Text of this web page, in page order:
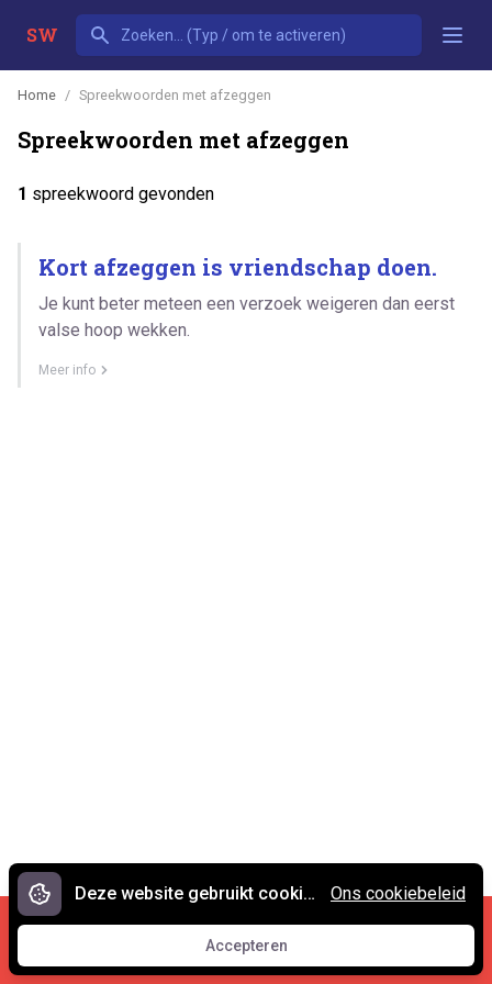
SW
Home Spreekwoorden met afzeggen
Spreekwoorden met afzeggen
1 spreekwoord gevonden
Kort afzeggen is vriendschap doen.
Je kunt beter meteen een verzoek weigeren dan eerst
valse hoop wekken.
Meer info
Cookies en privacy •
Contact
© 2007 - 2026 Spreekwoorden.nl
Deze website gebruikt cookies.
Accepteren
Accepteren
Ons cookiebeleid